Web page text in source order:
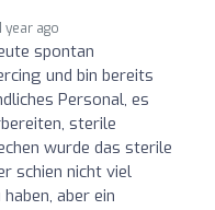
year ago
spontan
und bin bereits
Personal, es
sterile
wurde das sterile
schien nicht viel
aber ein